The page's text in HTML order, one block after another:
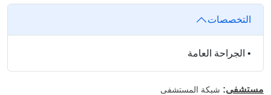
التخصصات
• الجراحة العامة
مستشفى: شبكة المستشفى